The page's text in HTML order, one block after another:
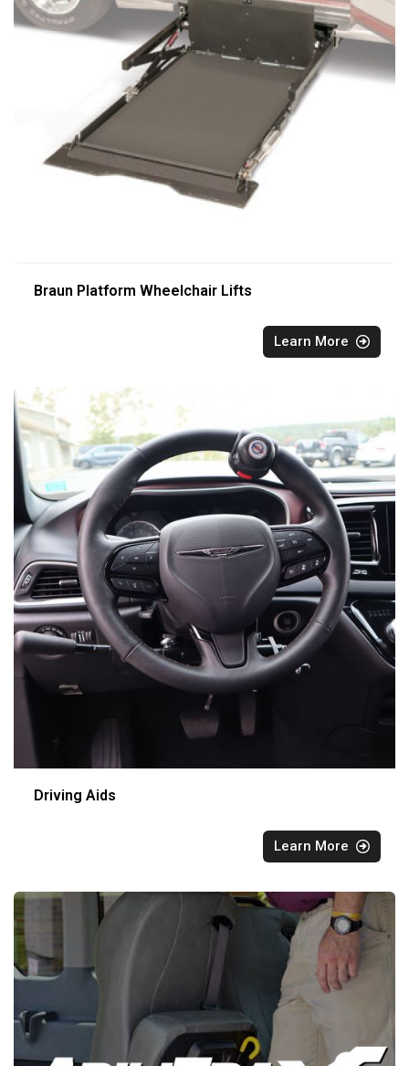
Braun Platform Wheelchair Lifts
Learn More
Driving Aids
Learn More